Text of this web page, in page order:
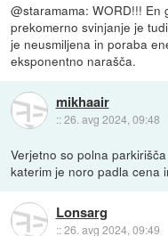
@staramama: WORD!!!
prekomerno svinjanje je
je neusmiljena in poraba
eksponentno narašča.
mikhaair
::26. avg 2024, 09:48
Verjetno so polna
katerim je noro padla cena
Lonsarg
::26. avg 2024, 09:49